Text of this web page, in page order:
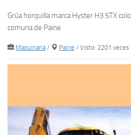
Grúa horquilla marca Hyster H3 5TX
comuna de Paine
Maquinaria/ Paine / Visto: 2201 veces